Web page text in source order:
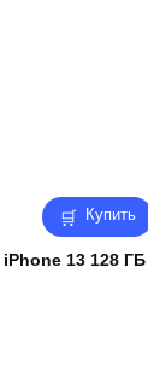
Купить
13 128 ГБ